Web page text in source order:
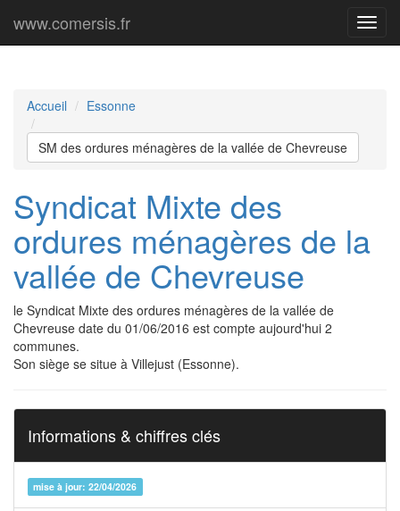
Menu
www.comersis.fr
Accueil Essonne
SM des ordures ménagères de la vallée de Chevreuse
Syndicat Mixte des
ordures ménagères de la
vallée de Chevreuse
le Syndicat Mixte des ordures ménagères de la vallée de
Chevreuse date du 01/06/2016 est compte aujourd'hui 2
communes.
Son siège se situe à Villejust (Essonne).
Informations & chiffres clés
mise à jour: 22/04/2026